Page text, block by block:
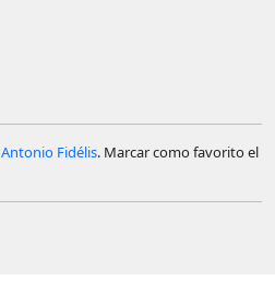
Antonio Fidélis. Marcar como favorito el